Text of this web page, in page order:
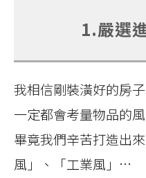
1.嚴選
我相信剛裝潢好的房
一定都會考量物品的風
畢竟我們辛苦打造出
風」、「工業風」…